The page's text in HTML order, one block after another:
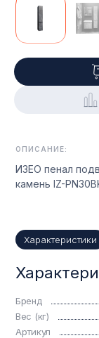
ОПИСАНИЕ:
ИЗЕО пенал
камень IZ-
Характеристики
Бренд
Вес (кг)
Артикул